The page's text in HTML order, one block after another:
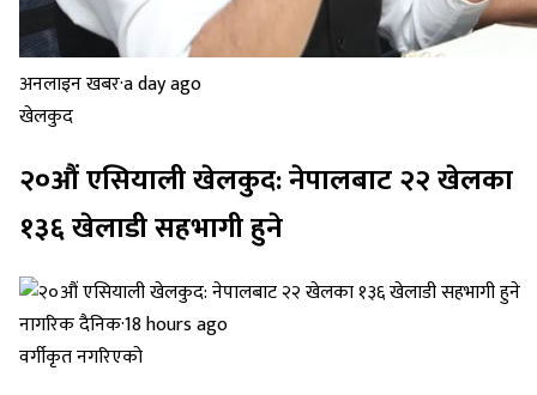
अनलाइन खबर·a day ago
खेलकुद
२०औं एसियाली खेलकुद: नेपालबाट २२ खेलका
१३६ खेलाडी सहभागी हुने
नागरिक दैनिक·18 hours ago
वर्गीकृत नगरिएको